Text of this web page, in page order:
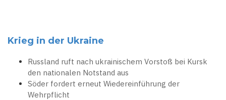
Krieg in der Ukraine
Russland ruft nach ukrainischem Vorstoß bei Kursk
den nationalen Notstand aus
Söder fordert erneut Wiedereinführung der
Wehrpflicht